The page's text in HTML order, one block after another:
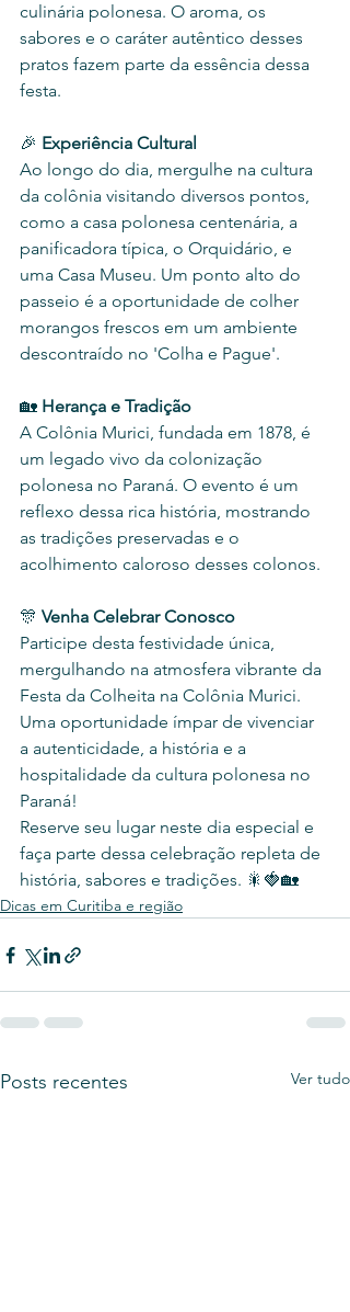
culinária polonesa. O aroma, os
sabores e o caráter autêntico desses
pratos fazem parte da essência dessa
festa.
🎉 Experiência Cultural
Ao longo do dia, mergulhe na cultura
da colônia visitando diversos pontos,
como a casa polonesa centenária, a
panificadora típica, o Orquidário, e
uma Casa Museu. Um ponto alto do
passeio é a oportunidade de colher
morangos frescos em um ambiente
descontraído no 'Colha e Pague'.
🏡 Herança e Tradição
A Colônia Murici, fundada em 1878, é
um legado vivo da colonização
polonesa no Paraná. O evento é um
reflexo dessa rica história, mostrando
as tradições preservadas e o
acolhimento caloroso desses colonos.
🎊 Venha Celebrar Conosco
Participe desta festividade única,
mergulhando na atmosfera vibrante da
Festa da Colheita na Colônia Murici.
Uma oportunidade ímpar de vivenciar
a autenticidade, a história e a
hospitalidade da cultura polonesa no
Paraná!
Reserve seu lugar neste dia especial e
faça parte dessa celebração repleta de
história, sabores e tradições. 🎇🍓🏡
Dicas em Curitiba e região
Posts recentes Ver tudo